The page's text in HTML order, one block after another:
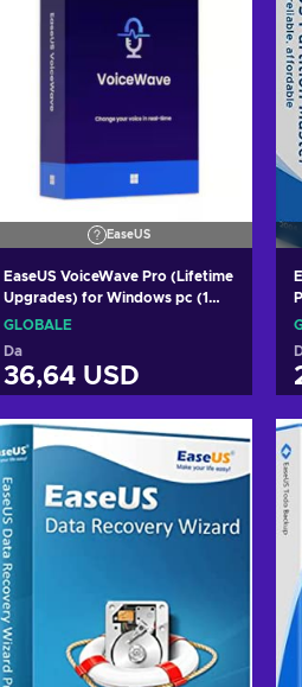
EaseUS
EaseUS VoiceWave Pro (Lifetime
Upgrades) for Windows pc (1
PC, Lifetime) Key GLOBAL
GLOBALE
Da
36,64 USD
Aggiungi al carrello
Visualizza offerte